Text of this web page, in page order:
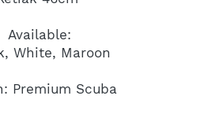
Available:
White, Maroon
Premium Scuba